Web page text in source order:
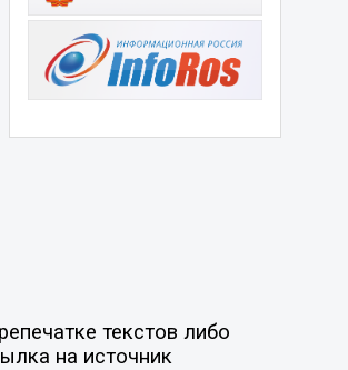
текстов либо
на источник